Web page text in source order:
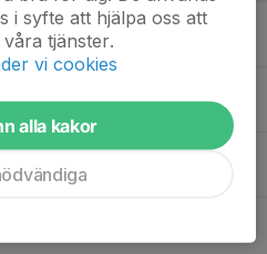
i syfte att hjälpa oss att
tjänster.
vi cookies
alla kakor